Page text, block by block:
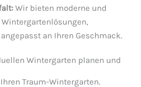
Wir bieten moderne und
an Ihren Geschmack.
Wintergarten planen und
Traum-Wintergarten.